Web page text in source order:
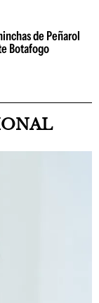
de Peñarol
Botafogo